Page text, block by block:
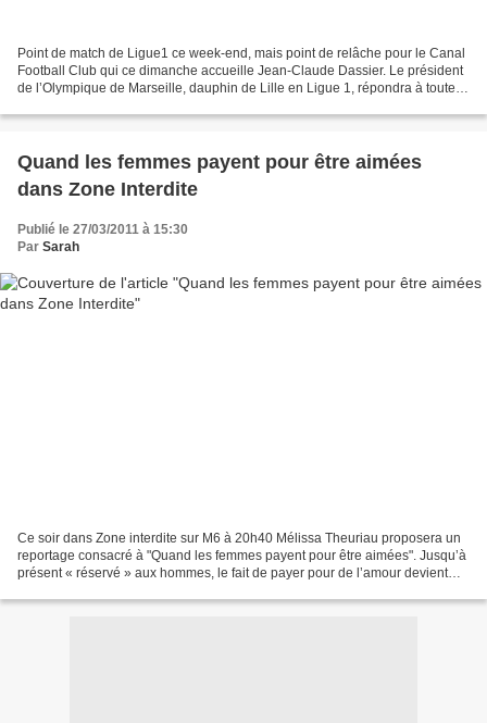
Point de match de Ligue1 ce week-end, mais point de relâche pour le Canal
Football Club qui ce dimanche accueille Jean-Claude Dassier. Le président
de l’Olympique de Marseille, dauphin de Lille en Ligue 1, répondra à toutes
Quand les femmes payent pour être aimées
dans Zone Interdite
Publié le 27/03/2011 à 15:30
Par Sarah
Ce soir dans Zone interdite sur M6 à 20h40 Mélissa Theuriau proposera un
reportage consacré à "Quand les femmes payent pour être aimées". Jusqu’à
présent « réservé » aux hommes, le fait de payer pour de l’amour devient